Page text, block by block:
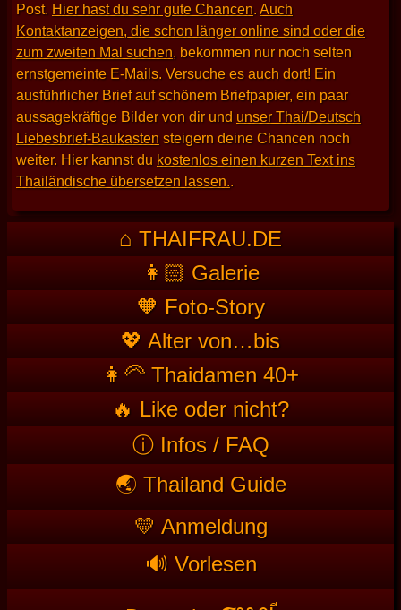
Post. Hier hast du sehr gute Chancen. Auch
Kontaktanzeigen, die schon länger online sind oder die
zum zweiten Mal suchen, bekommen nur noch selten
ernstgemeinte E-Mails. Versuche es auch dort! Ein
ausführlicher Brief auf schönem Briefpapier, ein paar
aussagekräftige Bilder von dir und unser Thai/Deutsch
Liebesbrief-Baukasten steigern deine Chancen noch
weiter. Hier kannst du kostenlos einen kurzen Text ins
Thailändische übersetzen lassen..
⌂ THAIFRAU.DE
👩🏻 Galerie
🧡 Foto-Story
💖 Alter von…bis
👩‍🦳 Thaidamen 40+
🔥 Like oder nicht?
ⓘ Infos / FAQ
🌏 Thailand Guide
💛 Anmeldung
🔊 Vorlesen